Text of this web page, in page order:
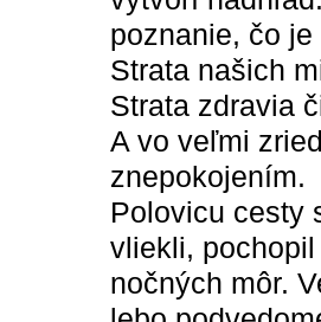
poznanie, čo
Strata našich
Strata zdravia
A vo veľmi
znepokojením.
Polovicu cesty
vliekli,
nočných môr.